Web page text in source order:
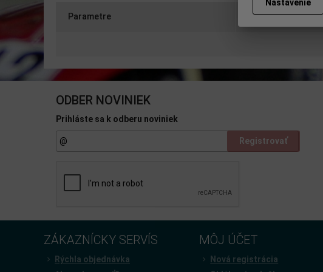
Parametre Otázka na výrobok
ODBER NOVINIEK
Prihláste sa k odberu noviniek
Registrovať
ZÁKAZNÍCKY SERVÍS
Rýchla objednávka
MÔJ ÚČET
Nová registrácia
Nastavenie